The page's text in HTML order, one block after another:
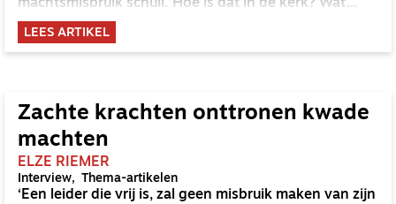
machtsmisbruik schuil. Hoe is dat in de kerk? Wat
hebben macht en geloof eigenlijk met elkaar te
maken?
LEES ARTIKEL
Zachte krachten onttronen kwade
machten
ELZE RIEMER
Interview Thema-artikelen
‘Een leider die vrij is, zal geen misbruik maken van zijn